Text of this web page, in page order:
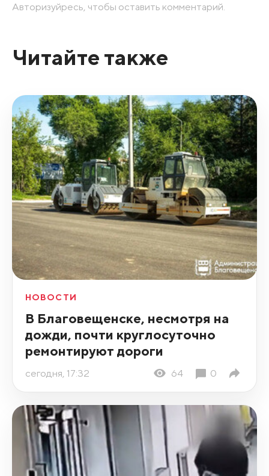
Авторизуйресь, чтобы оставить комментарий.
Читайте также
НОВОСТИ
В Благовещенске, несмотря на
дожди, почти круглосуточно
ремонтируют дороги
сегодня, 17:32 64 0